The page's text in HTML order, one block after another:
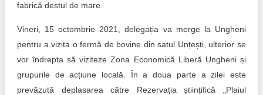
fabrică destul de mare.
Vineri, 15 octombrie 2021, delegația va merge la Ungheni
pentru a vizita o fermă de bovine din satul Unțești, ulterior se
vor îndrepta să viziteze Zona Economică Liberă Ungheni și
grupurile de acțiune locală. În a doua parte a zilei este
prevăzută deplasarea către Rezervația științifică „Plaiul